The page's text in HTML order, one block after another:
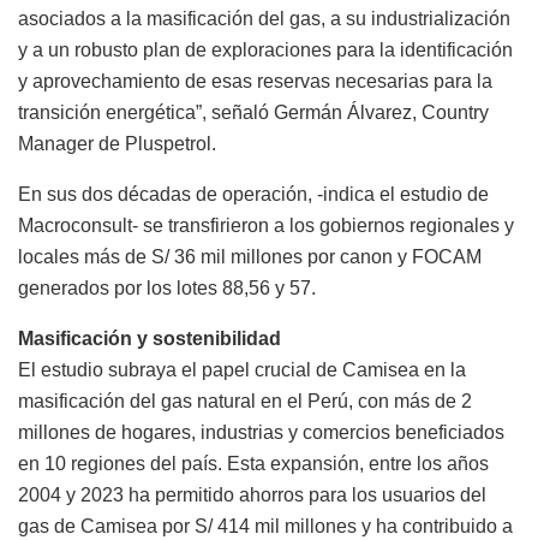
asociados a la masificación del gas, a su industrialización
y a un robusto plan de exploraciones para la identificación
y aprovechamiento de esas reservas necesarias para la
transición energética”, señaló Germán Álvarez, Country
Manager de Pluspetrol.
En sus dos décadas de operación, -indica el estudio de
Macroconsult- se transfirieron a los gobiernos regionales y
locales más de S/ 36 mil millones por canon y FOCAM
generados por los lotes 88,56 y 57.
Masificación y sostenibilidad
El estudio subraya el papel crucial de Camisea en la
masificación del gas natural en el Perú, con más de 2
millones de hogares, industrias y comercios beneficiados
en 10 regiones del país. Esta expansión, entre los años
2004 y 2023 ha permitido ahorros para los usuarios del
gas de Camisea por S/ 414 mil millones y ha contribuido a